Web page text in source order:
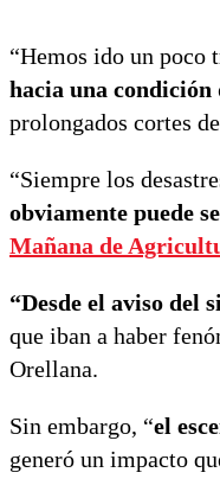
“Hemos ido un poco
hacia una condición
prolongados cortes
“Siempre los
obviamente puede
Mañana de
“Desde el aviso del
que iban a haber
Orellana.
Sin embargo, “el
generó un impacto